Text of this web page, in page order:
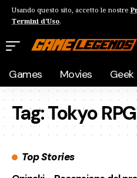
Usando questo sito, accetto le nostre
Termini d'Uso.
Games Movies Geek
Tag:Tokyo
Top Stories